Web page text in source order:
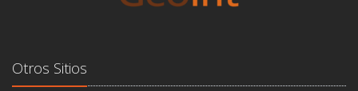
Otros Sitios